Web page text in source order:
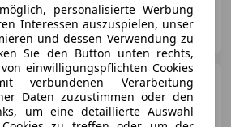
Mercedes-Benz CLS 300
CLS53 AMG Optik | Soundmodul
| Top Zustand
personalisierte Werbung
Interessen auszuspielen, unser
und dessen Verwendung zu
Sie den Button unten rechts,
einwilligungspflichten Cookies
verbundenen Verarbeitung
Daten zuzustimmen oder den
um eine detaillierte Auswahl